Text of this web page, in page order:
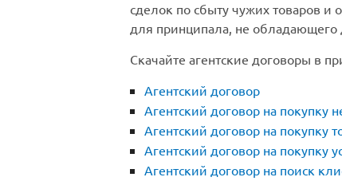
сделок по сбыту чужих товаров
для принципала, не обладающего
Скачайте агентские договоры в
Агентский договор
Агентский договор на покупку
Агентский договор на покупку
Агентский договор на покупку
Агентский договор на поиск